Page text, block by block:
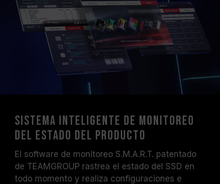
Sistema inteligente de monitoreo
del estado del producto
El software de monitoreo S.M.A.R.T. patentado
de TEAMGROUP rastrea el estado del SSD en
todo momento y realiza configuraciones e